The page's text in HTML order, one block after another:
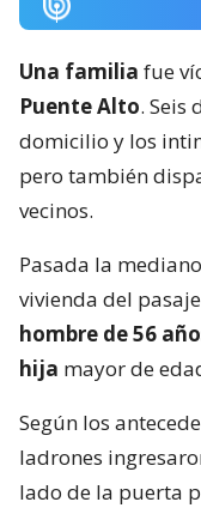
Una familia fue
Puente Alto. Seis
domicilio y los
pero también
vecinos.
Pasada la
vivienda del
hombre de 56
hija mayor de
Según los
ladrones
lado de la puerta